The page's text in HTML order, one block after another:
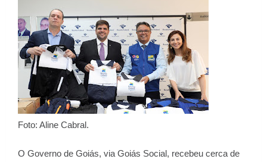
Foto: Aline Cabral.
O Governo de Goiás, via Goiás Social, recebeu cerca de